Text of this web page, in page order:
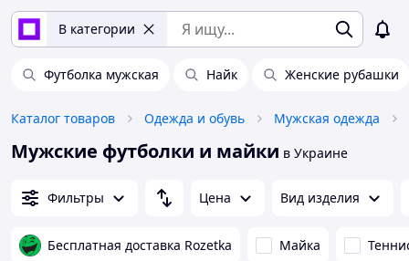
В категории
Футболка мужская Найк Женские рубашки
Каталог товаров Одежда и обувь Мужская одежда
Мужские футболки и майки в Украине
Фильтры Цена Вид изделия
Бесплатная доставка Rozetka Майка